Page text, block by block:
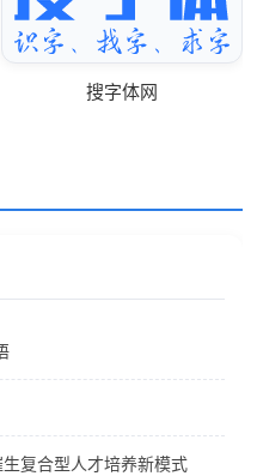
搜字体网
复合型人才培养新模式